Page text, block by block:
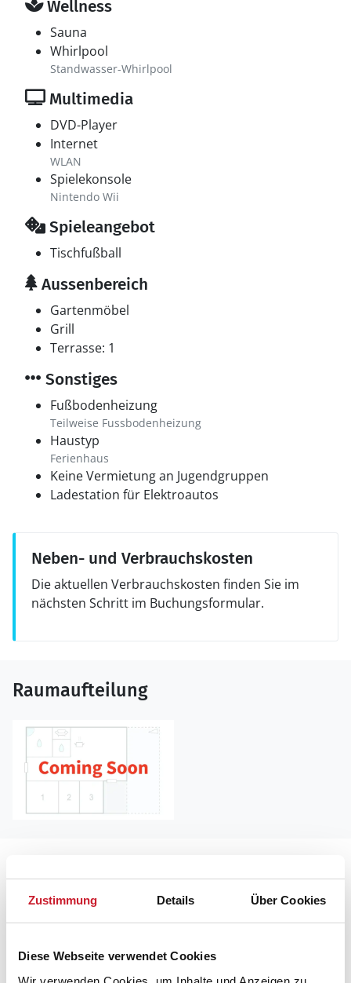
Zustimmung Details Über Cookies
Diese Webseite verwendet Cookies
Wellness
Sauna
Whirlpool
Standwasser-Whirlpool
Multimedia
DVD-Player
Internet
WLAN
Spielekonsole
Nintendo Wii
Spieleangebot
Tischfußball
Aussenbereich
Gartenmöbel
Grill
Terrasse: 1
Sonstiges
Fußbodenheizung
Teilweise Fussbodenheizung
Haustyp
Ferienhaus
Keine Vermietung an Jugendgruppen
Ladestation für Elektroautos
Neben- und Verbrauchskosten
Die aktuellen Verbrauchskosten finden Sie im
nächsten Schritt im Buchungsformular.
Raumaufteilung
Adresse
Ferienhaus A20020